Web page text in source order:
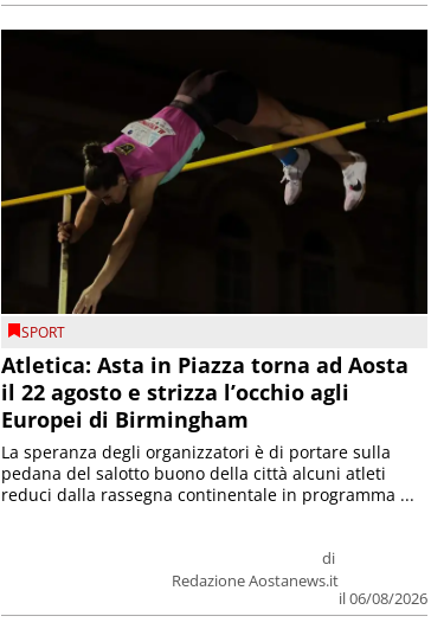
SPORT
Atletica: Asta in Piazza torna ad Aosta
il 22 agosto e strizza l’occhio agli
Europei di Birmingham
di
Redazione Aostanews.it
il 06/08/2026
La speranza degli organizzatori è di portare sulla
pedana del salotto buono della città alcuni atleti
reduci dalla rassegna continentale in programma ...